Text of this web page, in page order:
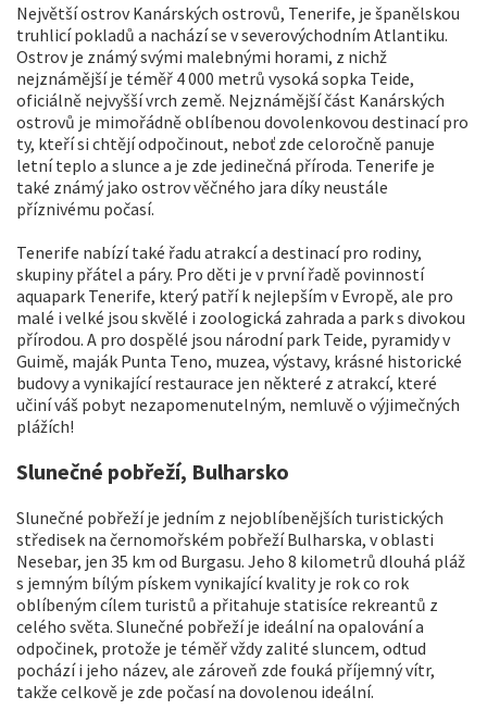
Největší ostrov Kanárských ostrovů, Tenerife, je španělskou
truhlicí pokladů a nachází se v severovýchodním Atlantiku.
Ostrov je známý svými malebnými horami, z nichž
nejznámější je téměř 4 000 metrů vysoká sopka Teide,
oficiálně nejvyšší vrch země. Nejznámější část Kanárských
ostrovů je mimořádně oblíbenou dovolenkovou destinací pro
ty, kteří si chtějí odpočinout, neboť zde celoročně panuje
letní teplo a slunce a je zde jedinečná příroda. Tenerife je
také známý jako ostrov věčného jara díky neustále
příznivému počasí.
Tenerife nabízí také řadu atrakcí a destinací pro rodiny,
skupiny přátel a páry. Pro děti je v první řadě povinností
aquapark Tenerife, který patří k nejlepším v Evropě, ale pro
malé i velké jsou skvělé i zoologická zahrada a park s divokou
přírodou. A pro dospělé jsou národní park Teide, pyramidy v
Guimě, maják Punta Teno, muzea, výstavy, krásné historické
budovy a vynikající restaurace jen některé z atrakcí, které
učiní váš pobyt nezapomenutelným, nemluvě o výjimečných
plážích!
Slunečné pobřeží, Bulharsko
Slunečné pobřeží je jedním z nejoblíbenějších turistických
středisek na černomořském pobřeží Bulharska, v oblasti
Nesebar, jen 35 km od Burgasu. Jeho 8 kilometrů dlouhá pláž
s jemným bílým pískem vynikající kvality je rok co rok
oblíbeným cílem turistů a přitahuje statisíce rekreantů z
celého světa. Slunečné pobřeží je ideální na opalování a
odpočinek, protože je téměř vždy zalité sluncem, odtud
pochází i jeho název, ale zároveň zde fouká příjemný vítr,
takže celkově je zde počasí na dovolenou ideální.